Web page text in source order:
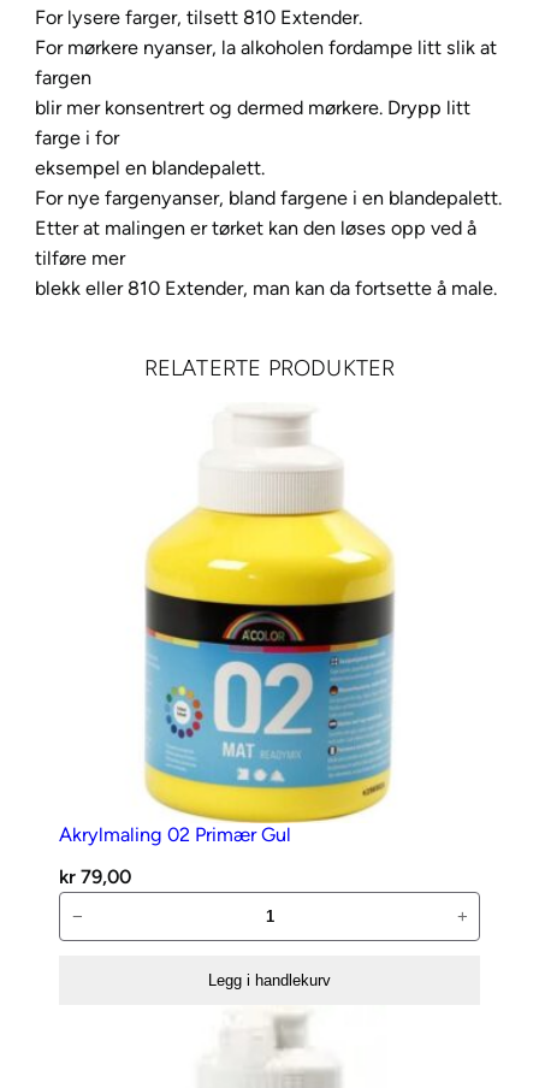
e
a
a
For lysere farger, tilsett 810 Extender.
For mørkere nyanser, la alkoholen fordampe litt slik at
fargen
blir mer konsentrert og dermed mørkere. Drypp litt
farge i for
eksempel en blandepalett.
For nye fargenyanser, bland fargene i en blandepalett.
Etter at malingen er tørket kan den løses opp ved å
tilføre mer
blekk eller 810 Extender, man kan da fortsette å male.
RELATERTE PRODUKTER
Akrylmaling 02 Primær Gul
kr 79,00
02
− +
Legg i handlekurv